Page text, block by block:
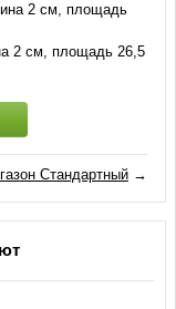
2 см, площадь
2 см, площадь 26,5
Стандартный→